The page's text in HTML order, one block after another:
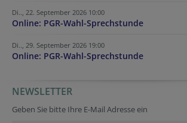
Di.., 22. September 2026 10:00
Online: PGR-Wahl-Sprechstunde
Di.., 29. September 2026 19:00
Online: PGR-Wahl-Sprechstunde
NEWSLETTER
Geben Sie bitte Ihre E-Mail Adresse ein